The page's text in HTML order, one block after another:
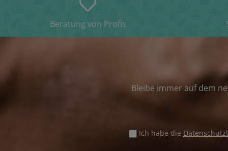
Beratung von Profis
Bleibe immer auf dem
Ich habe die